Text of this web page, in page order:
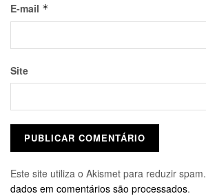
E-mail *
Site
Este site utiliza o Akismet para reduzir spam.
dados em comentários são processados.